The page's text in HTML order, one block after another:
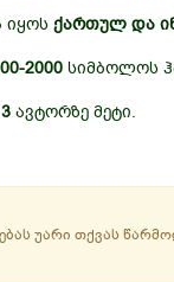
იყოს ქართულ და
2000 სიმბოლოს
3 ავტორზე მეტი.
უარი თქვას